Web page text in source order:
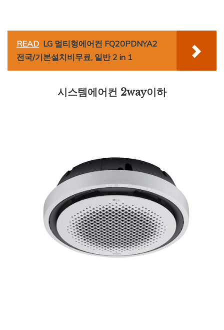
READ LG 멀티형에어컨 FQ20PDNYA2
전국/기본설치비무료, 일반 2 in 1
시스템에어컨 2way이하